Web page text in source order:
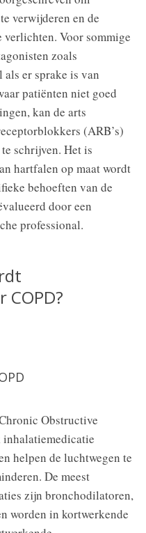
verwijderen en de
Voor sommige
zoals
er sprake is van
patiënten niet goed
kan de arts
(ARB’s)
schrijven. Het is
hartfalen op maat wordt
behoeften van de
door een
professional.
Obstructive
inhalatiemedicatie
helpen de luchtwegen te
De meest
zijn bronchodilatoren,
worden in kortwerkende